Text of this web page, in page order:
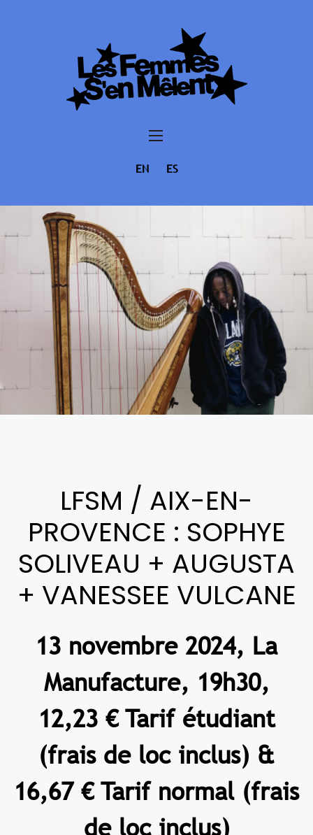
EN ES
LFSM / AIX-EN-
PROVENCE : SOPHYE
SOLIVEAU + AUGUSTA
+ VANESSEE VULCANE
13 novembre 2024, La
Manufacture, 19h30,
12,23 € Tarif étudiant
(frais de loc inclus) &
16,67 € Tarif normal (frais
de loc inclus)